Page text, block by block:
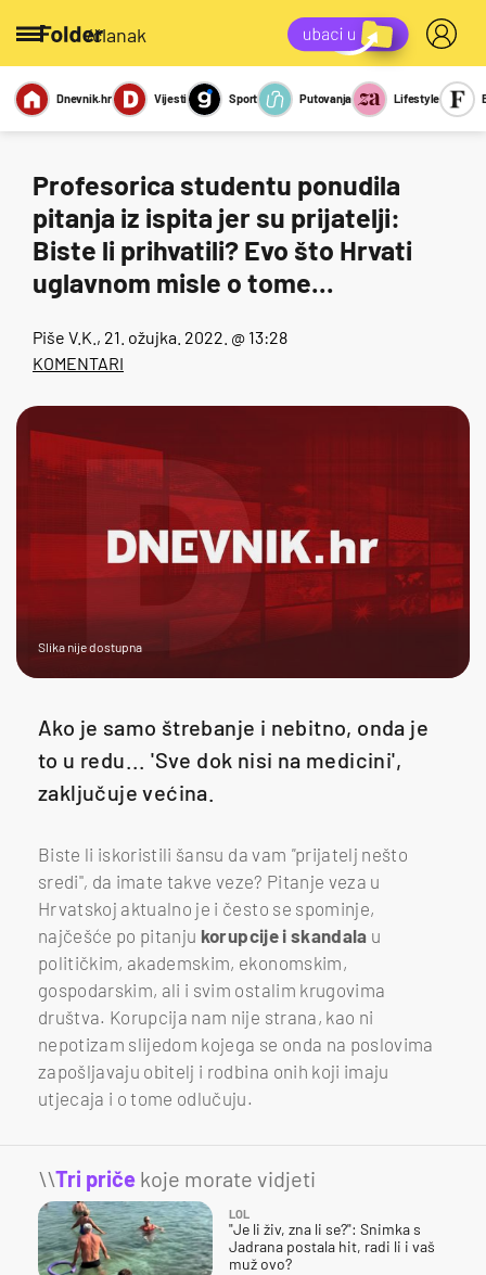
/članak
Miks Kviz
Report
Dnevnik.hr Vijesti Sport Putovanja Lifestyle
Profesorica studentu ponudila
pitanja iz ispita jer su prijatelji:
Biste li prihvatili? Evo što Hrvati
uglavnom misle o tome...
Piše V.K. , 21. ožujka. 2022. @ 13:28
KOMENTARI
Slika nije dostupna
Ako je samo štrebanje i nebitno, onda je
to u redu... 'Sve dok nisi na medicini',
zaključuje većina.
Biste li iskoristili šansu da vam "prijatelj nešto
sredi", da imate takve veze? Pitanje veza u
Hrvatskoj aktualno je i često se spominje,
najčešće po pitanju korupcije i skandala u
političkim, akademskim, ekonomskim,
gospodarskim, ali i svim ostalim krugovima
društva. Korupcija nam nije strana, kao ni
nepotizam slijedom kojega se onda na poslovima
zapošljavaju obitelj i rodbina onih koji imaju
utjecaja i o tome odlučuju.
\\Tri priče koje morate vidjeti
LOL
"Je li živ, zna li se?": Snimka s
Jadrana postala hit, radi li i vaš
muž ovo?